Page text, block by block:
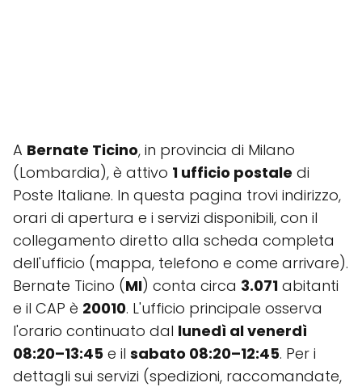
A Bernate Ticino, in provincia di Milano
(Lombardia), è attivo 1 ufficio postale di
Poste Italiane. In questa pagina trovi indirizzo,
orari di apertura e i servizi disponibili, con il
collegamento diretto alla scheda completa
dell'ufficio (mappa, telefono e come arrivare).
Bernate Ticino (MI) conta circa 3.071 abitanti
e il CAP è 20010. L'ufficio principale osserva
l'orario continuato dal lunedì al venerdì
08:20–13:45 e il sabato 08:20–12:45. Per i
dettagli sui servizi (spedizioni, raccomandate,